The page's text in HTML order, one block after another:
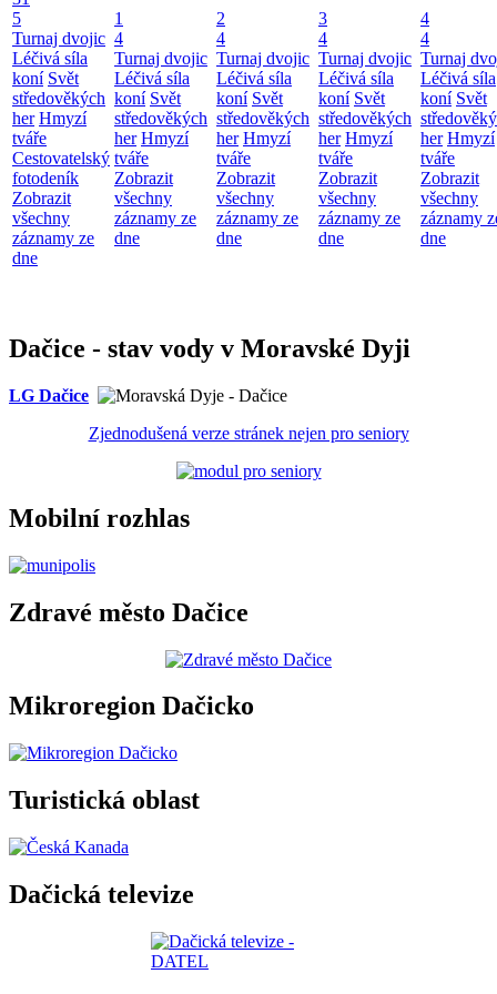
5
Turnaj dvojic
Léčivá síla
koní Svět
středověkých
her Hmyzí
tváře
Cestovatelský
fotodeník
Zobrazit
všechny
záznamy ze
dne
1
4
Turnaj dvojic
Léčivá síla
koní Svět
středověkých
her Hmyzí
tváře
Zobrazit
všechny
záznamy ze
dne
2
4
Turnaj dvojic
Léčivá síla
koní Svět
středověkých
her Hmyzí
tváře
Zobrazit
všechny
záznamy ze
dne
3
4
Turnaj dvojic
Léčivá síla
koní Svět
středověkých
her Hmyzí
tváře
Zobrazit
všechny
záznamy ze
dne
4
4
Turnaj
Léčivá síla
koní Svět
her Hmyzí
tváře
Zobrazit
všechny
záznamy
dne
Dačice - stav vody v Moravské Dyji
LG Dačice
Zjednodušená verze stránek nejen pro seniory
Mobilní rozhlas
Zdravé město Dačice
Mikroregion Dačicko
Turistická oblast
Dačická televize